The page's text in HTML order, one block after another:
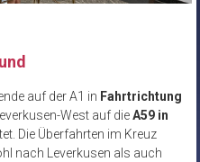
auf der A1 in Fahrtrichtung
West auf dieA59 in
Die Überfahrten im Kreuz
nach Leverkusen als auch